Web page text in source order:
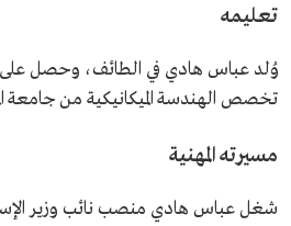
تعليمه
وُلد عباس هادي في الطائف، وحصل على
تخصص الهندسة الميكانيكية من جامعة
مسيرته المهنية
شغل عباس هادي منصب نائب وزير